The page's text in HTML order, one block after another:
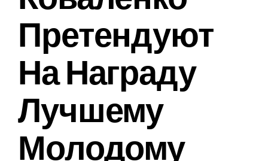
Претендуют
На Награду
Лучшему
Молодому